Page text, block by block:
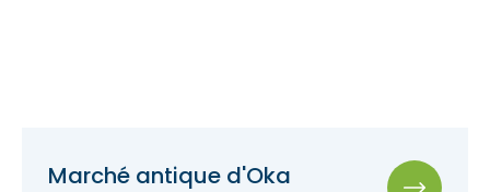
Marché antique d'Oka